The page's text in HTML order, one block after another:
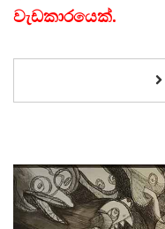
වැඩකාරයෙක්.